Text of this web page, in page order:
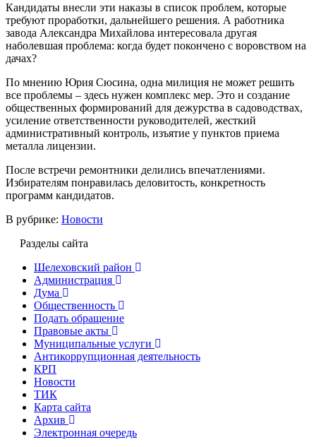
Кандидаты внесли эти наказы в список проблем, которые
требуют проработки, дальнейшего решения. А работника
завода Александра Михайлова интересовала другая
наболевшая проблема: когда будет покончено с воровством на
дачах?
По мнению Юрия Сюсина, одна милиция не может решить
все проблемы – здесь нужен комплекс мер. Это и создание
общественных формирований для дежурства в садоводствах,
усиление ответственности руководителей, жесткий
административный контроль, изъятие у пунктов приема
металла лицензии.
После встречи ремонтники делились впечатлениями.
Избирателям понравилась деловитость, конкретность
программ кандидатов.
В рубрике: Новости
Разделы сайта
Шелеховский район
Администрация
Дума
Общественность
Подать обращение
Правовые акты
Муниципальные услуги
Антикоррупционная деятельность
КРП
Новости
ТИК
Карта сайта
Архив
Электронная очередь